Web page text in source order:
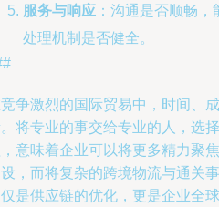
服务与响应 ：沟通是否顺畅
处理机制是否健全。
争激烈的国际贸易中，时间、
将专业的事交给专业的人，选
意味着企业可以将更多精力聚
，而将复杂的跨境物流与通关
是供应链的优化，更是企业全